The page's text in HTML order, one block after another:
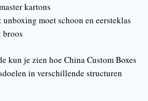
kartons
unboxing moet schoon en eersteklas
broos
kun je zien hoe China Custom Boxes
in verschillende structuren